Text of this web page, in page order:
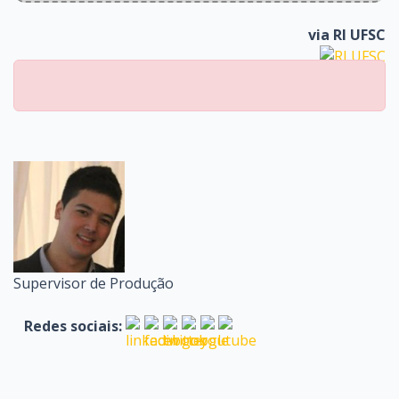
via RI UFSC
Supervisor de Produção
Redes sociais: